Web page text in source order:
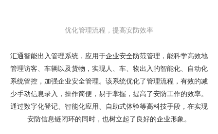
优化管理流程，提高安防效率
汇通智能出入管理系统，应用于企业安全防范管理，能科学高效地
管理访客、车辆以及货物，实现人、车、物出入的智能化、自动化
系统管控，加强企业安全管理。该系统优化了管理流程，有效的减
少手动信息录入，操作简便，易于掌握，提高了安防工作的效率。
通过数字化登记、智能化应用、自助式体验等高科技手段，在实现
安防信息链闭环的同时，也树立起了良好的企业形象。